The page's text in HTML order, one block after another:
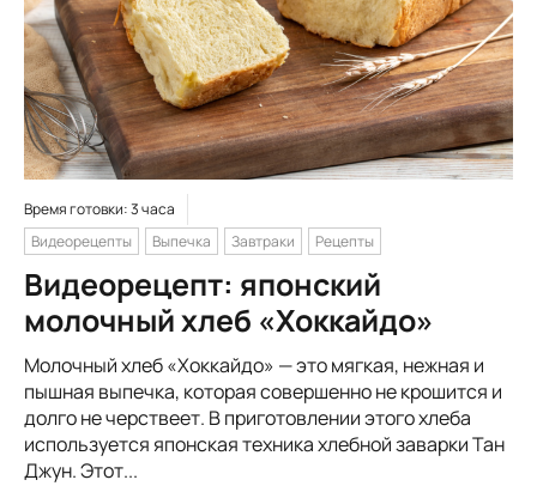
Время готовки: 3 часа
Видеорецепты
Выпечка Завтраки Рецепты
Видеорецепт: японский
молочный хлеб «Хоккайдо»
Молочный хлеб «Хоккайдо» — это мягкая, нежная и
пышная выпечка, которая совершенно не крошится и
долго не черствеет. В приготовлении этого хлеба
используется японская техника хлебной заварки Тан
Джун. Этот...